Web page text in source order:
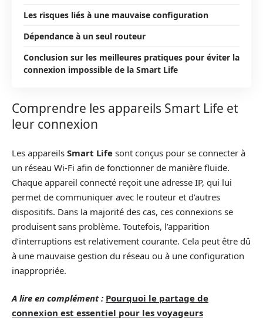
Les risques liés à une mauvaise configuration
Dépendance à un seul routeur
Conclusion sur les meilleures pratiques pour éviter la
connexion impossible de la Smart Life
Comprendre les appareils Smart Life et
leur connexion
Les appareils Smart Life sont conçus pour se connecter à
un réseau Wi-Fi afin de fonctionner de manière fluide.
Chaque appareil connecté reçoit une adresse IP, qui lui
permet de communiquer avec le routeur et d’autres
dispositifs. Dans la majorité des cas, ces connexions se
produisent sans problème. Toutefois, l’apparition
d’interruptions est relativement courante. Cela peut être dû
à une mauvaise gestion du réseau ou à une configuration
inappropriée.
A lire en complément : Pourquoi le partage de
connexion est essentiel pour les voyageurs